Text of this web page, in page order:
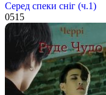
Серед спеки сніг (ч.1)
0515